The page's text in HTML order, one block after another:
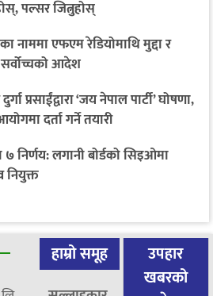
पल्सर जित्नुहोस्
नाममा एफएम रेडियोमाथि मुद्दा र
आदेश
प्रसाईंद्वारा ‘जय नेपाल पार्टी’ घोषणा,
दर्ता गर्ने तयारी
७ निर्णय: लगानी बोर्डको सिइओमा
नियुक्त
हाम्रो समूह
उपहार
खबरको